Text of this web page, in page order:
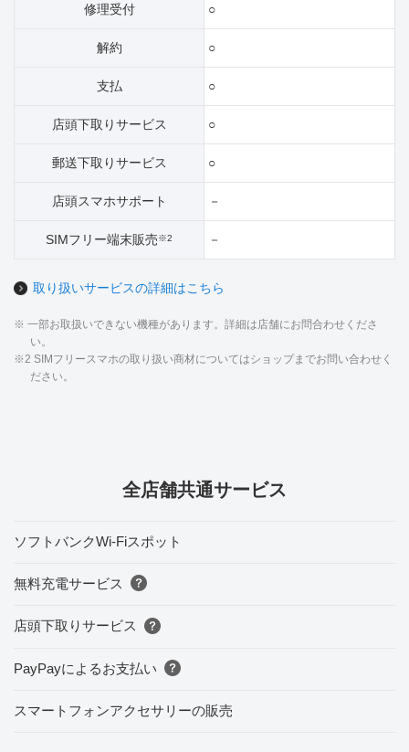
修理受付 ○
解約 ○
支払 ○
店頭下取りサービス ○
郵送下取りサービス ○
店頭スマホサポート －
SIMフリー端末販売※2 －
取り扱いサービスの詳細はこちら
※ 一部お取扱いできない機種があります。詳細は店舗にお問合わせくださ
い。
※2 SIMフリースマホの取り扱い商材についてはショップまでお問い合わせく
ださい。
全店舗共通サービス
ソフトバンクWi-Fiスポット
無料充電サービス
店頭下取りサービス
PayPayによるお支払い
スマートフォンアクセサリーの販売